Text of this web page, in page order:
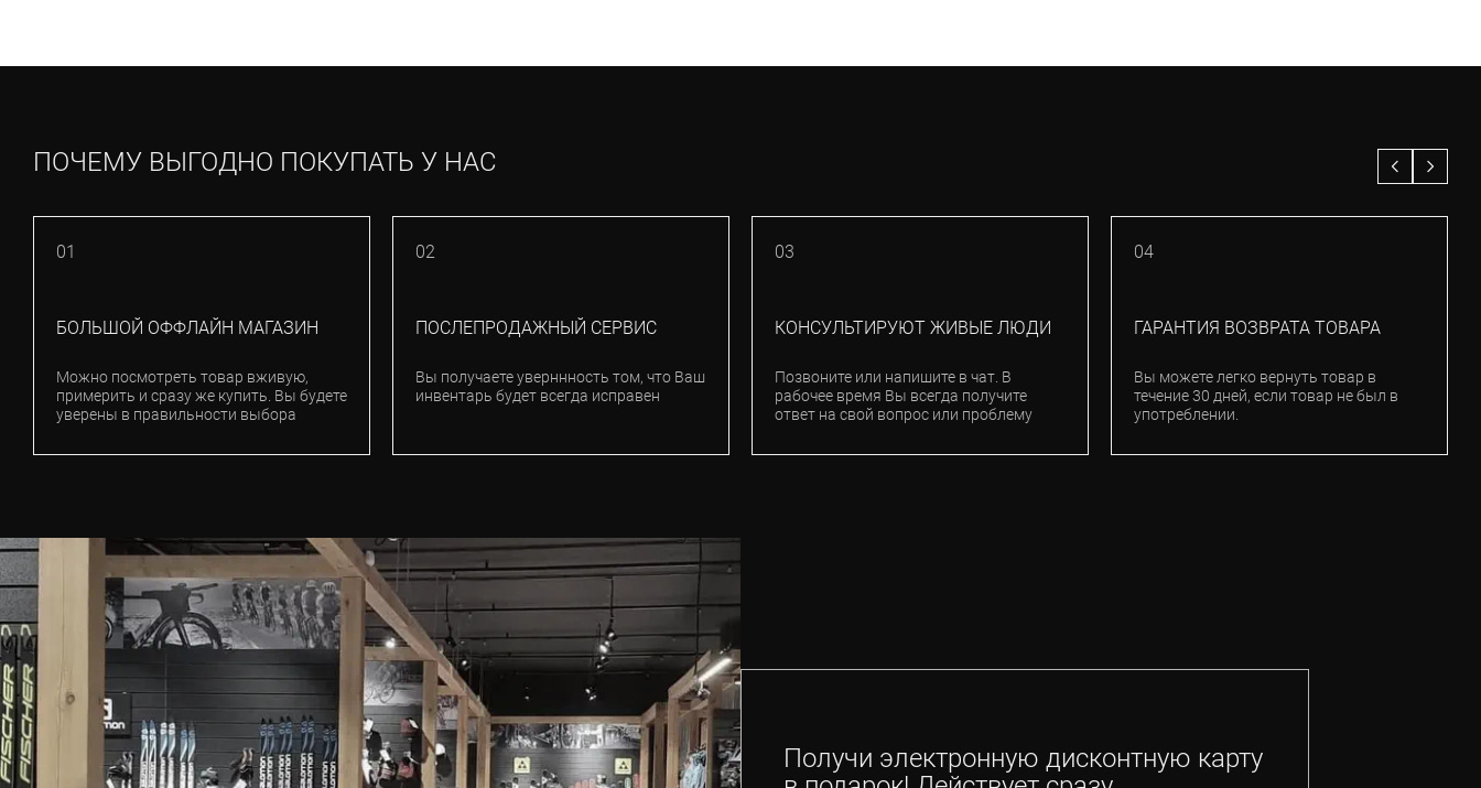
ПОЧЕМУ ВЫГОДНО ПОКУПАТЬ У НАС
01
БОЛЬШОЙ ОФФЛАЙН МАГАЗИН
Можно посмотреть товар вживую,
примерить и сразу же купить. Вы будете
уверены в правильности выбора
02
ПОСЛЕПРОДАЖНЫЙ СЕРВИС
Вы получаете уверннность том, что Ваш
инвентарь будет всегда исправен
03
КОНСУЛЬТИРУЮТ ЖИВЫЕ ЛЮДИ
Позвоните или напишите в чат. В
рабочее время Вы всегда получите
ответ на свой вопрос или проблему
04
ГАРАНТИЯ ВОЗВРАТА ТОВАРА
Вы можете легко вернуть товар в
течение 30 дней, если товар не был в
употреблении.
Получи электронную дисконтную карту